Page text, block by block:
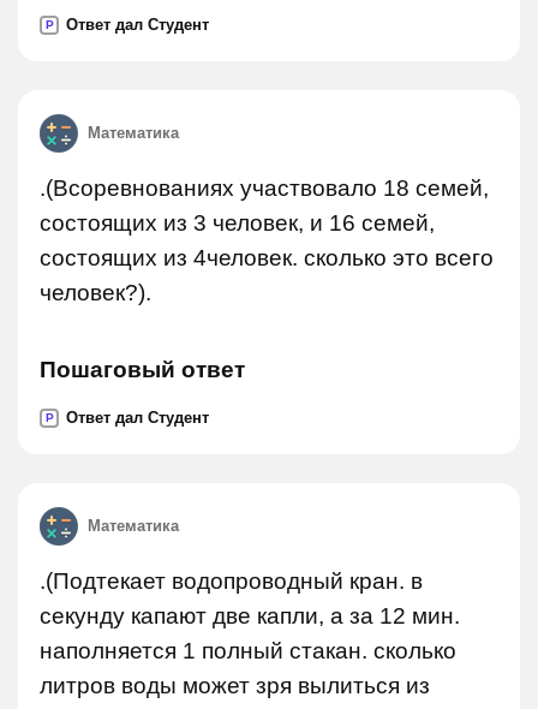
P Ответ дал Студент
Математика
.(Всоревнованиях участвовало 18 семей,
состоящих из 3 человек, и 16 семей,
состоящих из 4человек. сколько это всего
человек?).
Пошаговый ответ
P Ответ дал Студент
Математика
.(Подтекает водопроводный кран. в
секунду капают две капли, а за 12 мин.
наполняется 1 полный стакан. сколько
литров воды может зря вылиться из